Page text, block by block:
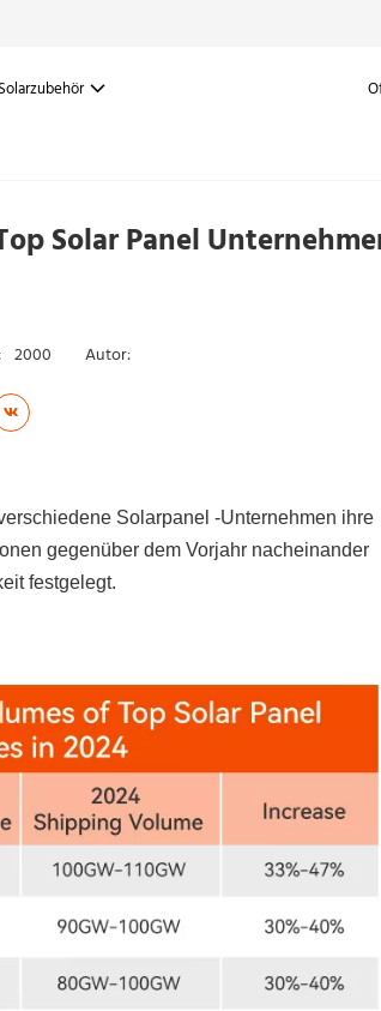
Solarzubehör
Solar Panel
2000 Autor:
Solarpanel -Unternehmen ihre
gegenüber dem Vorjahr nacheinander
festgelegt.